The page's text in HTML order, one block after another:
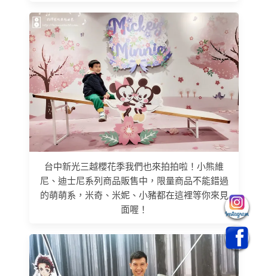
台中新光三越櫻花季我們也來拍拍啦！小熊維
尼、迪士尼系列商品販售中，限量商品不能錯過
的萌萌系，米奇、米妮、小豬都在這裡等你來見
面喔！